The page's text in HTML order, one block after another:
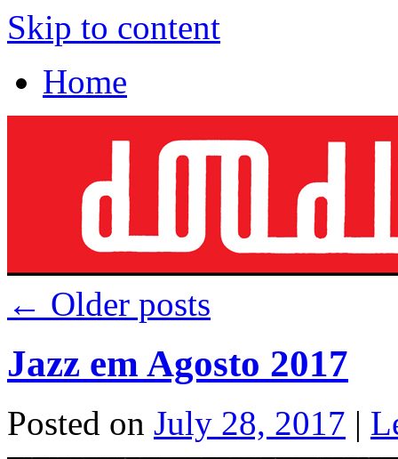
Skip to content
Home
← Older posts
Jazz em Agosto 2017
Posted on July 28, 2017 |